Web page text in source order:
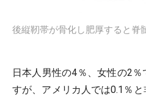
後縦靭帯が骨化し肥厚すると脊
日本人男性の4％、女性の2
すが、アメリカ人では0.1％